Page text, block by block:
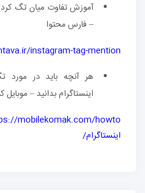
آموزش تفاوت میان تگ
– فارس محتوا
instagram-tag-mention/
هر آنچه باید در
اینستاگرام بدانید –
اینستاگرام/